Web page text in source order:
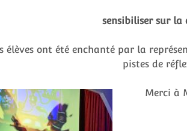
sensibiliser sur la
élèves ont été enchanté par la
pistes de
Merci à